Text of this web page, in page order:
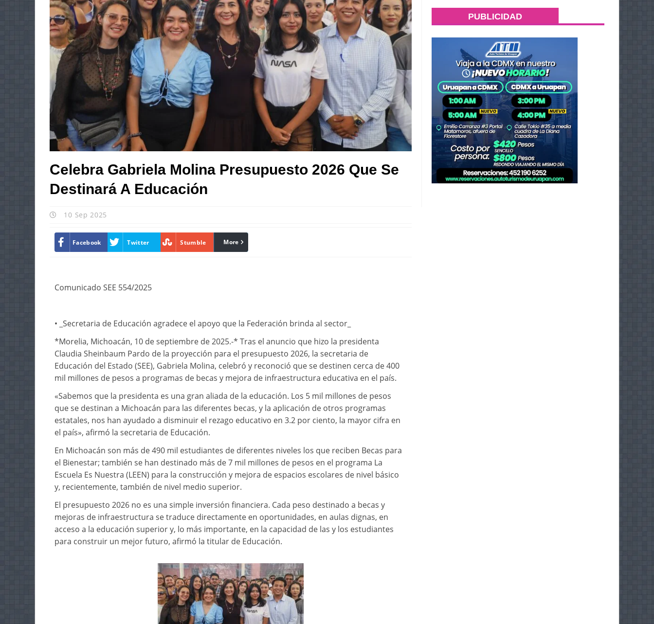
Celebra Gabriela Molina Presupuesto 2026 Que Se
Destinará A Educación
10 Sep 2025
Facebook Twitter Stumble linkedin
More
Comunicado SEE 554/2025
• _⁠Secretaria de Educación agradece el apoyo que la Federación brinda al sector_
*Morelia, Michoacán, 10 de septiembre de 2025.-* Tras el anuncio que hizo la presidenta
Claudia Sheinbaum Pardo de la proyección para el presupuesto 2026, la secretaria de
Educación del Estado (SEE), Gabriela Molina, celebró y reconoció que se destinen cerca de 400
mil millones de pesos a programas de becas y mejora de infraestructura educativa en el país.
«Sabemos que la presidenta es una gran aliada de la educación. Los 5 mil millones de pesos
que se destinan a Michoacán para las diferentes becas, y la aplicación de otros programas
estatales, nos han ayudado a disminuir el rezago educativo en 3.2 por ciento, la mayor cifra en
el país», afirmó la secretaria de Educación.
En Michoacán son más de 490 mil estudiantes de diferentes niveles los que reciben Becas para
el Bienestar; también se han destinado más de 7 mil millones de pesos en el programa La
Escuela Es Nuestra (LEEN) para la construcción y mejora de espacios escolares de nivel básico
y, recientemente, también de nivel medio superior.
El presupuesto 2026 no es una simple inversión financiera. Cada peso destinado a becas y
mejoras de infraestructura se traduce directamente en oportunidades, en aulas dignas, en
acceso a la educación superior y, lo más importante, en la capacidad de las y los estudiantes
para construir un mejor futuro, afirmó la titular de Educación.
PUBLICIDAD